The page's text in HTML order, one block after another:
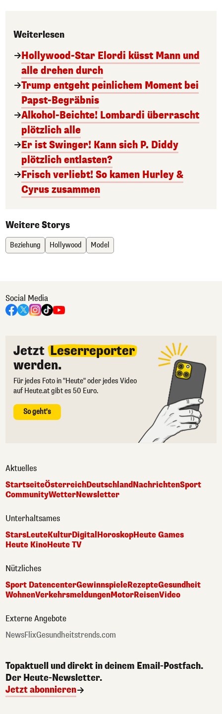
Weiterlesen
Hollywood-Star Elordi küsst Mann und
alle drehen durch
Trump entgeht peinlichem Moment bei
Papst-Begräbnis
Alkohol-Beichte! Lombardi überrascht
plötzlich alle
Er ist Swinger! Kann sich P. Diddy
plötzlich entlasten?
Frisch verliebt! So kamen Hurley &
Cyrus zusammen
Weitere Storys
Beziehung Hollywood Model
Social Media
Jetzt Leserreporter
werden.
Für jedes Foto in "Heute" oder jedes Video
auf Heute.at gibt es 50 Euro.
So geht's
Aktuelles
StartseiteÖsterreichDeutschlandNachrichtenSport
CommunityWetterNewsletter
Unterhaltsames
StarsLeuteKulturDigitalHoroskopHeute Games
Heute KinoHeute TV
Nützliches
Sport DatencenterGewinnspieleRezepteGesundheit
WohnenVerkehrsmeldungenMotorReisenVideo
Externe Angebote
NewsFlixGesundheitstrends.com
Topaktuell und direkt in deinem Email-Postfach.
Der Heute-Newsletter.
Jetzt abonnieren